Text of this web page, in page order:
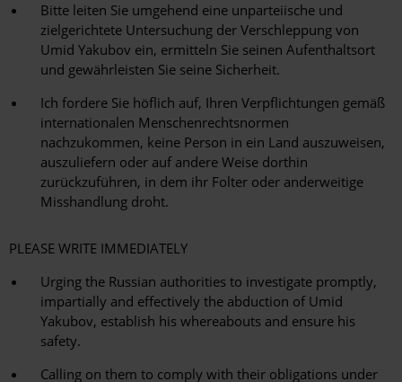
Bitte leiten Sie umgehend eine unparteiische und
zielgerichtete Untersuchung der Verschleppung von
Umid Yakubov ein, ermitteln Sie seinen Aufenthaltsort
und gewährleisten Sie seine Sicherheit.
Ich fordere Sie höflich auf, Ihren Verpflichtungen gemäß
internationalen Menschenrechtsnormen
nachzukommen, keine Person in ein Land auszuweisen,
auszuliefern oder auf andere Weise dorthin
zurückzuführen, in dem ihr Folter oder anderweitige
Misshandlung droht.
PLEASE WRITE IMMEDIATELY
Urging the Russian authorities to investigate promptly,
impartially and effectively the abduction of Umid
Yakubov, establish his whereabouts and ensure his
safety.
Calling on them to comply with their obligations under